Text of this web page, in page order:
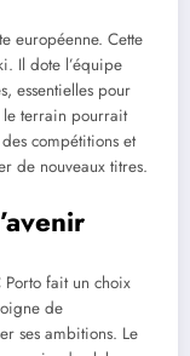
européenne. Cette
Il dote l’équipe
essentielles pour
le terrain pourrait
compétitions et
de nouveaux titres.
Porto fait un choix
de
ses ambitions. Le